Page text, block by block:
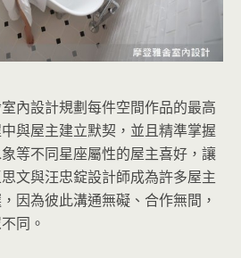
內設計規劃每件空間作品的最高
與屋主建立默契，並且精準掌握
等不同星座屬性的屋主喜好，讓
文與汪忠錠設計師成為許多屋主
因為彼此溝通無礙、合作無間，
同。